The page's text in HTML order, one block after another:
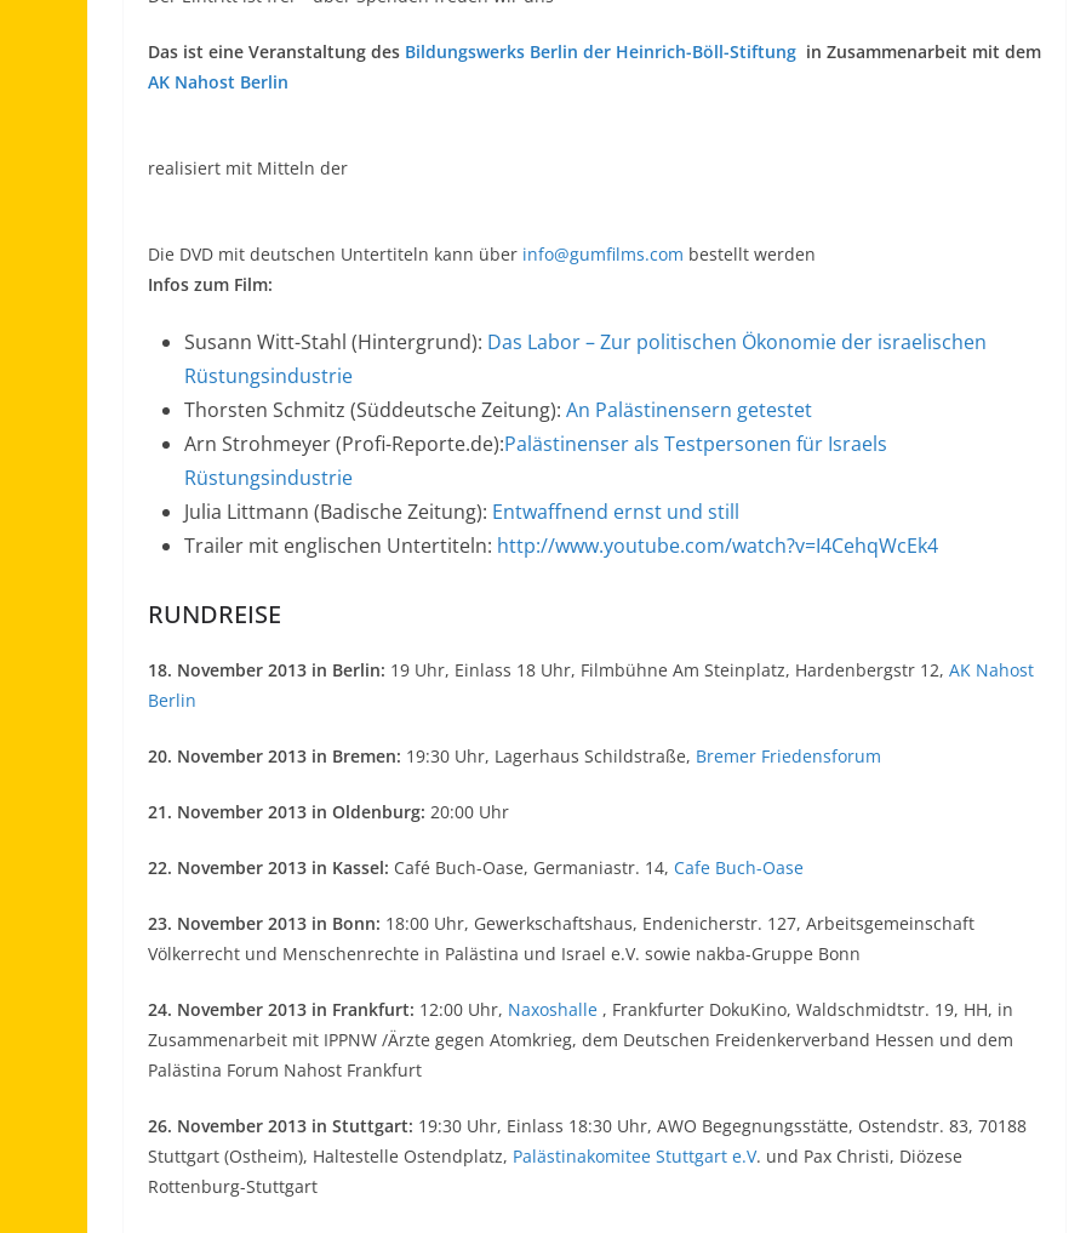
Das ist eine Veranstaltung des Bildungswerks Berlin der Heinrich-Böll-Stiftung in Zusammenarbeit mit dem
AK Nahost Berlin
realisiert mit Mitteln der
Die DVD mit deutschen Untertiteln kann über info@gumfilms.com bestellt werden
Infos zum Film:
Susann Witt-Stahl (Hintergrund): Das Labor – Zur politischen Ökonomie der israelischen
Rüstungsindustrie
Thorsten Schmitz (Süddeutsche Zeitung): An Palästinensern getestet
Arn Strohmeyer (Profi-Reporte.de):Palästinenser als Testpersonen für Israels
Rüstungsindustrie
Julia Littmann (Badische Zeitung): Entwaffnend ernst und still
Trailer mit englischen Untertiteln: http://www.youtube.com/watch?v=I4CehqWcEk4
RUNDREISE
18. November 2013 in Berlin: 19 Uhr, Einlass 18 Uhr, Filmbühne Am Steinplatz, Hardenbergstr 12, AK Nahost
Berlin
20. November 2013 in Bremen: 19:30 Uhr, Lagerhaus Schildstraße, Bremer Friedensforum
21. November 2013 in Oldenburg: 20:00 Uhr
22. November 2013 in Kassel: Café Buch-Oase, Germaniastr. 14, Cafe Buch-Oase
23. November 2013 in Bonn: 18:00 Uhr, Gewerkschaftshaus, Endenicherstr. 127, Arbeitsgemeinschaft
Völkerrecht und Menschenrechte in Palästina und Israel e.V. sowie nakba-Gruppe Bonn
24. November 2013 in Frankfurt: 12:00 Uhr, Naxoshalle , Frankfurter DokuKino, Waldschmidtstr. 19, HH, in
Zusammenarbeit mit IPPNW /Ärzte gegen Atomkrieg, dem Deutschen Freidenkerverband Hessen und dem
Palästina Forum Nahost Frankfurt
26. November 2013 in Stuttgart: 19:30 Uhr, Einlass 18:30 Uhr, AWO Begegnungsstätte, Ostendstr. 83, 70188
Stuttgart (Ostheim), Haltestelle Ostendplatz, Palästinakomitee Stuttgart e.V. und Pax Christi, Diözese
Rottenburg-Stuttgart